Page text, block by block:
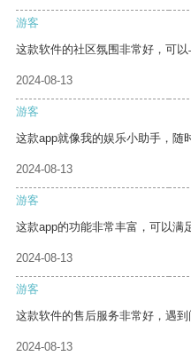
游客
这款软件的社区氛围非常好，可以
2024-08-13
游客
这款app就像我的娱乐小助手，随
2024-08-13
游客
这款app的功能非常丰富，可以满
2024-08-13
游客
这款软件的售后服务非常好，遇到
2024-08-13